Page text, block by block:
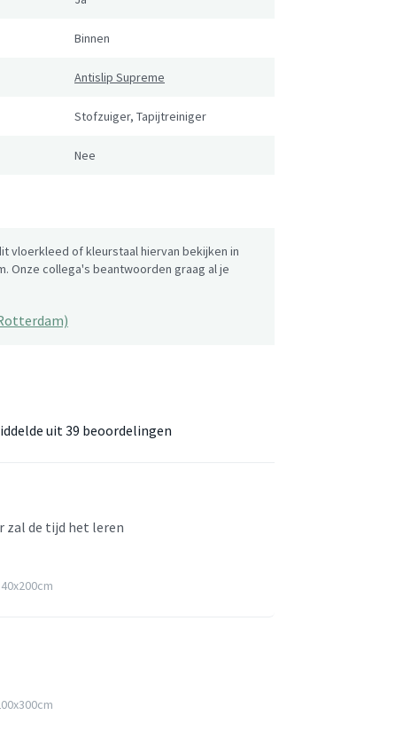
Binnen
Antislip Supreme
Stofzuiger, Tapijtreiniger
Nee
vloerkleed of kleurstaal hiervan bekijken in
Onze collega's beantwoorden graag al je
uit39 beoordelingen
zal de tijd het leren